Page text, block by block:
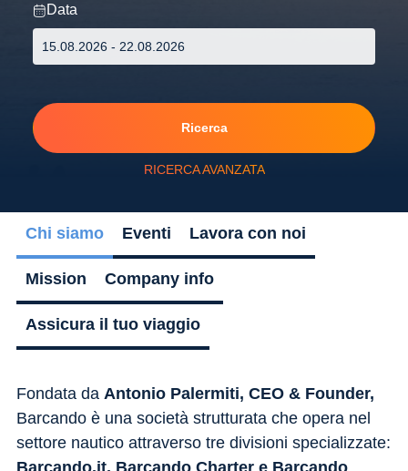
Data
Ricerca
RICERCA AVANZATA
Chi siamo Eventi Lavora con noi
Mission Company info
Assicura il tuo viaggio
Fondata da Antonio Palermiti, CEO & Founder,
Barcando è una società strutturata che opera nel
settore nautico attraverso tre divisioni specializzate:
Barcando.it, Barcando Charter e Barcando